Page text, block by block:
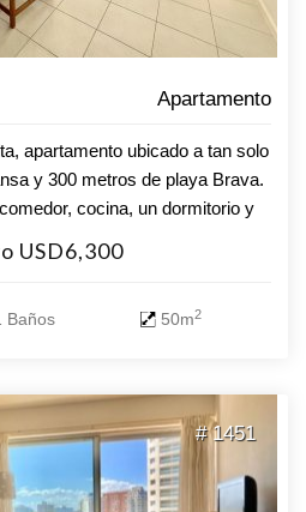
Apartamento
apartamento ubicado a tan solo
y 300 metros de playa Brava.
cocina, un dormitorio y
Incluye 2 equipos de aire
24 horas, cancha de tennis
electrógeno, área protegida en
y predio.
USD6,300
Baños 50m2
# 1451